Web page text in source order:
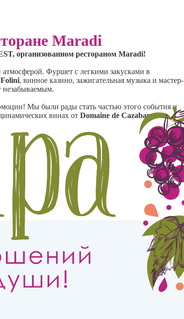
Maradi
организованном рестораном Maradi!
атмосферой. Фуршет с легкими закусками в
, винное казино, зажигательная музыка и мастер-
незабываемым.
Мы были рады стать частью этого события и
винах от Domaine de Cazaban🍷